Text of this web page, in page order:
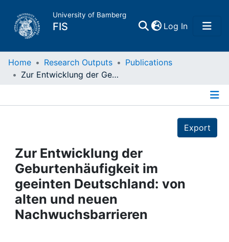
University of Bamberg
FIS Log In(current)
Home
Projects
People
Institutions
Home Research Outputs
Publications
Zur Entwicklung der Geburtenhäufigkeit im geeinten Deutschland: von alten und neuen Nachwuchsbarrieren
Export
Zur Entwicklung der
Geburtenhäufigkeit im
geeinten Deutschland: von
alten und neuen
Nachwuchsbarrieren